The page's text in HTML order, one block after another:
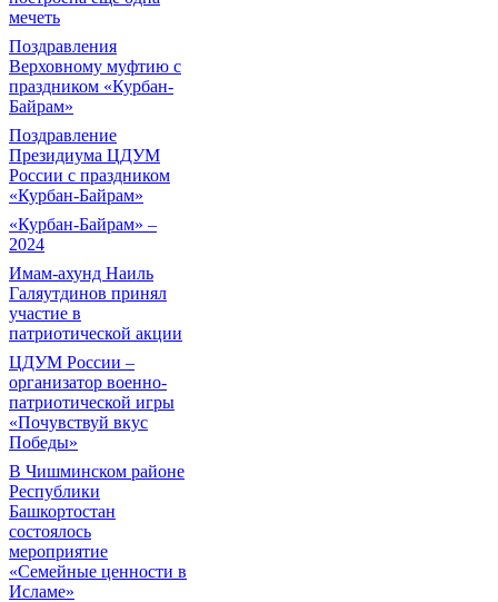
мечеть
Поздравления
Верховному муфтию с
праздником «Курбан-
Байрам»
Поздравление
Президиума ЦДУМ
России с праздником
«Курбан-Байрам»
«Курбан-Байрам» –
2024
Имам-ахунд Наиль
Галяутдинов принял
участие в
патриотической акции
ЦДУМ России –
организатор военно-
патриотической игры
«Почувствуй вкус
Победы»
В Чишминском районе
Республики
Башкортостан
состоялось
мероприятие
«Семейные ценности в
Исламе»